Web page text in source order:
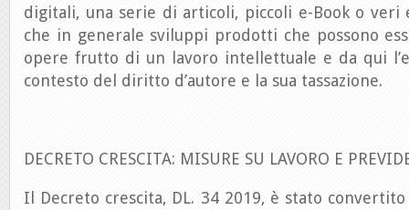
digitali, una serie di articoli, piccoli e-Book o
che in generale sviluppi prodotti che possono
opere frutto di un lavoro intellettuale e da qui
contesto del diritto d’autore e la sua tassazione.
DECRETO CRESCITA: MISURE SU LAVORO E
Il Decreto crescita, DL. 34 2019, è stato